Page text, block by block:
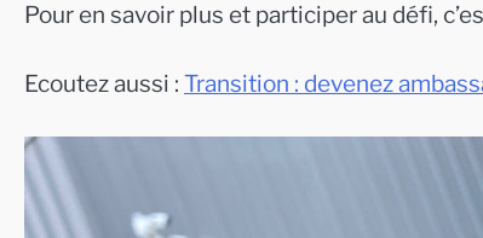
Pour en savoir plus et participer au défi,
Ecoutez aussi : Transition : devenez